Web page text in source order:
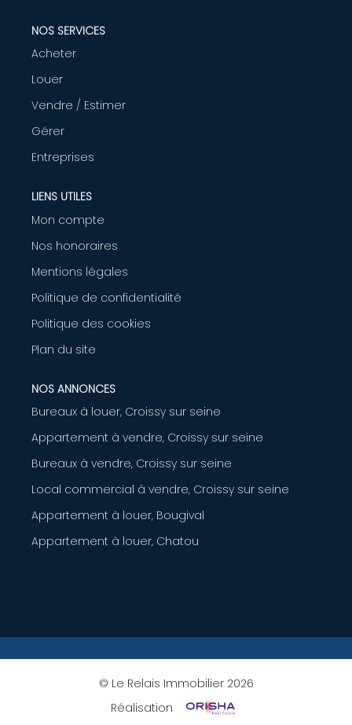
NOS SERVICES
Acheter
Louer
Vendre / Estimer
Gérer
Entreprises
LIENS UTILES
Mon compte
Nos honoraires
Mentions légales
Politique de confidentialité
Politique des cookies
Plan du site
NOS ANNONCES
Bureaux à louer, Croissy sur seine
Appartement à vendre, Croissy sur seine
Bureaux à vendre, Croissy sur seine
Local commercial à vendre, Croissy sur seine
Appartement à louer, Bougival
Appartement à louer, Chatou
© Le Relais Immobilier 2026
Réalisation